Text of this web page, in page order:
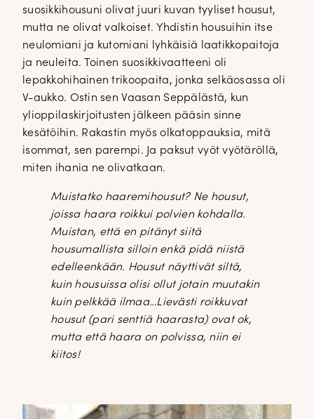
suosikkihousuni olivat juuri kuvan tyyliset housut,
mutta ne olivat valkoiset. Yhdistin housuihin itse
neulomiani ja kutomiani lyhkäisiä laatikkopaitoja
ja neuleita. Toinen suosikkivaatteeni oli
lepakkohihainen trikoopaita, jonka selkäosassa oli
V-aukko. Ostin sen Vaasan Seppälästä, kun
ylioppilaskirjoitusten jälkeen pääsin sinne
kesätöihin. Rakastin myös olkatoppauksia, mitä
isommat, sen parempi. Ja paksut vyöt vyötäröllä,
miten ihania ne olivatkaan.
Muistatko haaremihousut? Ne housut,
joissa haara roikkui polvien kohdalla.
Muistan, että en pitänyt siitä
housumallista silloin enkä pidä niistä
edelleenkään. Housut näyttivät siltä,
kuin housuissa olisi ollut jotain muutakin
kuin pelkkää ilmaa…Lievästi roikkuvat
housut (pari senttiä haarasta) ovat ok,
mutta että haara on polvissa, niin ei
kiitos!